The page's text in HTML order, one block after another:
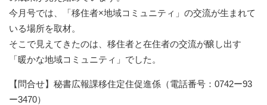
今月号では、「移住者×地域コミュニティ」の交流が生まれて
いる場所を取材。
そこで見えてきたのは、移住者と在住者の交流が醸し出す
「暖かな地域コミュニティ」でした。
【問合せ】秘書広報課移住定住促進係（電話番号：0742ー︎93
ー3470）